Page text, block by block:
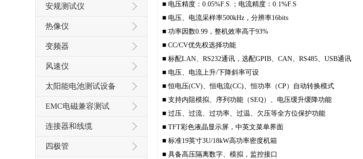
安规测试仪
热像仪
变频器
风速仪
太阳能电池测试设备
EMC电磁兼容测试
连接器和线缆
四极管
■ 电压精度：0.05%F.S.；电流精度：0.1%F.S
■ 电压、电流采样率500kHz，分辨率16bits
■功率因数0.99，整机效率高于93%
■CC/CV优先权选择功能
■标配LAN、RS232通讯，选配GPIB、CAN、RS485、USB通讯
■ 电压、电流上升/下降斜率可设
■恒电压(CV)、恒电流(CC)、恒功率（CP）自动转换模式
■支持内阻模拟、序列功能（SEQ）、电压缓升缓降功能
■过压、过流、过功率、过温、欠压等全方位保护功能
■TFT彩色液晶显示屏，中英文菜单界面
■标准19英寸3U/18kW高功率密度机箱
■具备高压隔离数字、模拟，监控接口